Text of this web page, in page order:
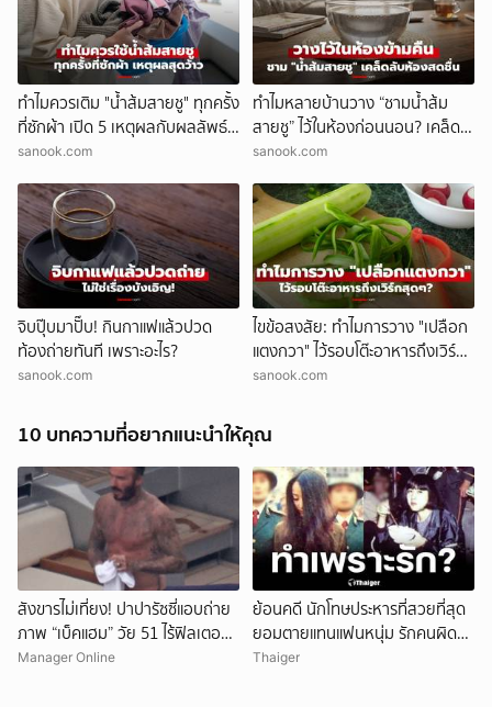
ทำไมควรเติม "น้ำส้มสายชู" ทุกครั้ง
ที่ซักผ้า เปิด 5 เหตุผลกับผลลัพธ์
สุดว้าว
sanook.com
ทำไมหลายบ้านวาง “ชามน้ำส้ม
สายชู” ไว้ในห้องก่อนนอน? เคล็ด
ลับราคาประหยัด ตื่นมาอาจพบ
sanook.com
จิบปุ๊บมาปั๊บ! กินกาแฟแล้วปวด
ท้องถ่ายทันที เพราะอะไร?
sanook.com
ไขข้อสงสัย: ทำไมการวาง "เปลือก
แตงกวา" ไว้รอบโต๊ะอาหารถึงเวิร์ก
สุดๆ?
sanook.com
10 บทความที่อยากแนะนำให้คุณ
สังขารไม่เที่ยง! ปาปารัซซี่แอบถ่าย
ภาพ “เบ็คแฮม” วัย 51 ไร้ฟิลเตอร์
เผยให้เห็นผมบาง-ศีรษะล้าน
Manager Online
ย้อนคดี นักโทษประหารที่สวยที่สุด
ยอมตายแทนแฟนหนุ่ม รักคนผิด
ชีวิตดิ่งเหว
Thaiger